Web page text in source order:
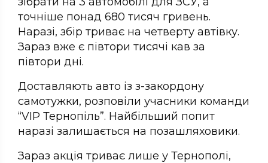
точніше понад 680 тисяч гривень.
Наразі, збір триває на четверту автівку.
Зараз вже є півтори тисячі кав за
півтори дні.
Доставляють авто із з-закордону
самотужки, розповіли учасники команди
“VIP Тернопіль”. Найбільший попит
наразі залишається на позашляховики.
Зараз акція триває лише у Тернополі,